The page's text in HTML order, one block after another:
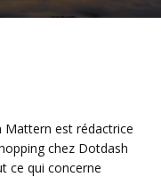
Mattern est rédactrice
chez Dotdash
ce qui concerne